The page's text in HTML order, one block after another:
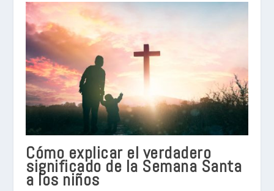
Cómo explicar el verdadero
significado de la Semana Santa
a los niños